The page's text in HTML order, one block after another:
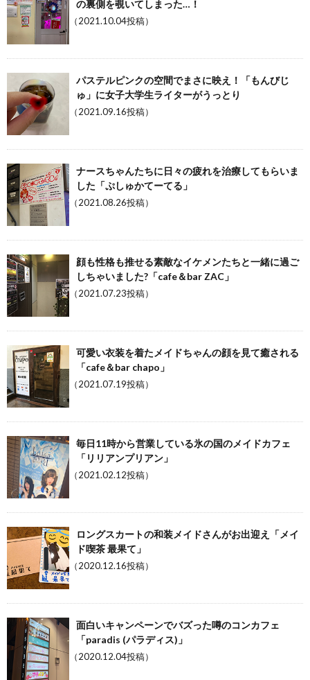
の裏側を覗いてしまった…！
（2021.10.04投稿）
パステルピンクの空間でまさに映え！「もんびじ
ゅ」に女子大学生ライターがうっとり
（2021.09.16投稿）
ナースちゃんたちに日々の疲れを治療してもらいま
した「ぷしゅかてーてる」
（2021.08.26投稿）
顔も性格も推せる素敵なイケメンたちと一緒に過ご
しちゃいました?「cafe＆bar ZAC」
（2021.07.23投稿）
可愛い衣装を着たメイドちゃんの顔を見て癒される
「cafe＆bar chapo」
（2021.07.19投稿）
毎日11時から営業している氷の国のメイドカフェ
「リリアンプリアン」
（2021.02.12投稿）
ロングスカートの和装メイドさんがお出迎え「メイ
ド喫茶 最果て」
（2020.12.16投稿）
面白いキャンペーンでバズった噂のコンカフェ
「paradis (パラディス)」
（2020.12.04投稿）